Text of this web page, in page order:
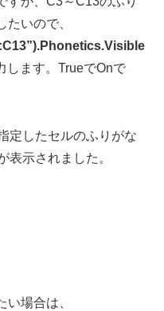
たいので、
します。TrueでOnで
定したセルのふりがな
表示されました。
い場合は、